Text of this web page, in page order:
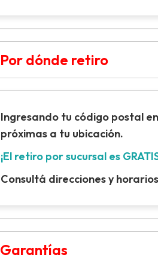
Por dónde retiro
Ingresando tu código postal
próximas a tu ubicación.
¡El retiro por sucursal es
Consultá direcciones y
Garantías